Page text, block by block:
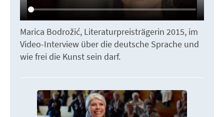
Marica Bodrožić, Literaturpreisträgerin 2015, im
Video-Interview über die deutsche Sprache und
wie frei die Kunst sein darf.